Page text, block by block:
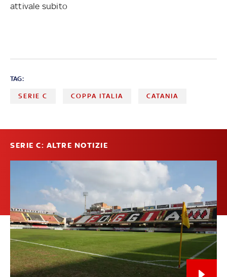
attivale subito
TAG:
SERIE C COPPA ITALIA CATANIA
SERIE C: ALTRE NOTIZIE